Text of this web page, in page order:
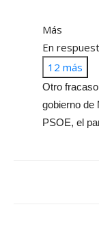
Más
En
12 más
Otro
gobierno de
PSOE, el